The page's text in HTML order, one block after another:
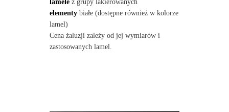
lamelez grupy lakierowanych
elementybiałe (dostępne również w kolorze
lamel)
Cena żaluzji zależy od jej wymiarów i
zastosowanych lamel.